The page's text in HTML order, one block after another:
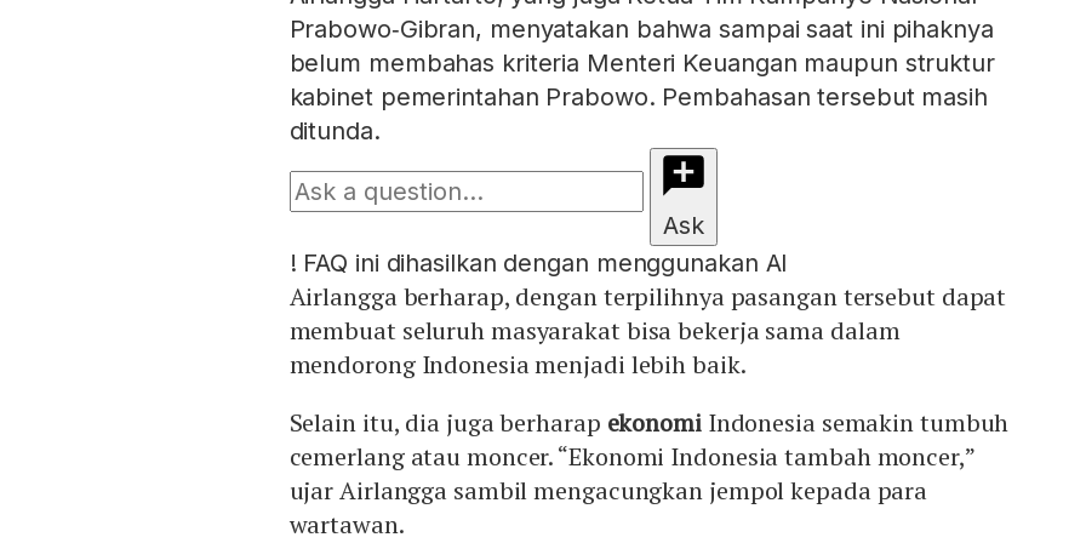
Prabowo‑Gibran, menyatakan bahwa sampai saat ini pihaknya
belum membahas kriteria Menteri Keuangan maupun struktur
kabinet pemerintahan Prabowo. Pembahasan tersebut masih
ditunda.
Ask
! FAQ ini dihasilkan dengan menggunakan AI
Airlangga berharap, dengan terpilihnya pasangan tersebut dapat
membuat seluruh masyarakat bisa bekerja sama dalam
mendorong Indonesia menjadi lebih baik.
Selain itu, dia juga berharap ekonomiIndonesia semakin tumbuh
cemerlang atau moncer. “Ekonomi Indonesia tambah moncer,”
ujar Airlangga sambil mengacungkan jempol kepada para
wartawan.